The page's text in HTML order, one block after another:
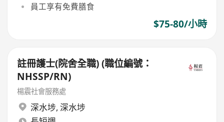
員工享有免費膳食
$75-80/小時
註冊護士(院舍全職) (職位編號：
NHSSP/RN)
楊震社會服務處
深水埗, 深水埗